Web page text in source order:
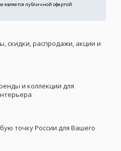
является публичной офертой
скидки, распродажи, акции и
и коллекции для
точку России для Вашего